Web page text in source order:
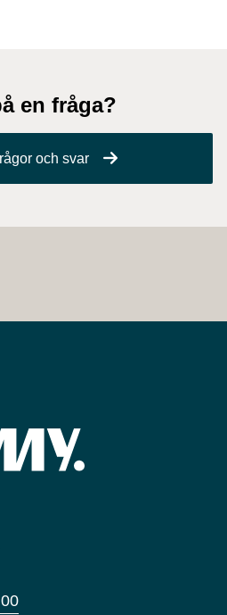
en fråga?
och svar